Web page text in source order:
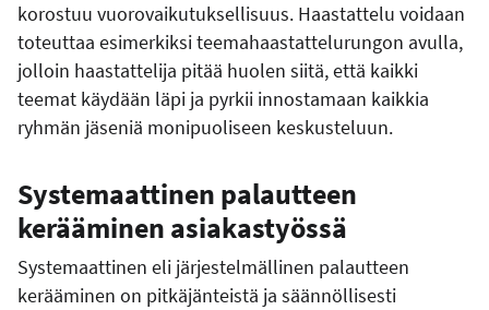
korostuu vuorovaikutuksellisuus. Haastattelu voidaan
toteuttaa esimerkiksi teemahaastattelurungon avulla,
jolloin haastattelija pitää huolen siitä, että kaikki
teemat käydään läpi ja pyrkii innostamaan kaikkia
ryhmän jäseniä monipuoliseen keskusteluun.
Systemaattinen palautteen
kerääminen asiakastyössä
Systemaattinen eli järjestelmällinen palautteen
kerääminen on pitkäjänteistä ja säännöllisesti